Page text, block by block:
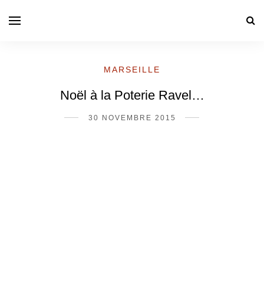
MARSEILLE
Noël à la Poterie Ravel…
30 NOVEMBRE 2015